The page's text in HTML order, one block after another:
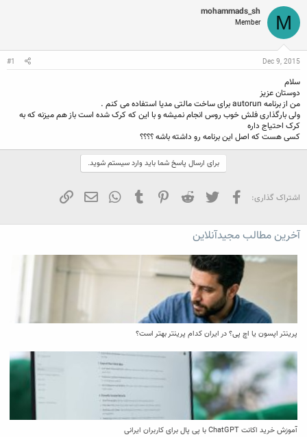
و
ع
ک
ن
ن
د
م
ض
و
ع
ر
ی
ر
M
mohammads_sh
Member
Dec 9, 2015
#1
سلام
دوستان عزیز
من از برنامه autorun برای ساخت مالتی مدیا استفاده می کنم .
ولی بارگذاری فلش خوب روس انجام نمیشه و با این که کرک شده است باز هم میزنه که به
کرک احتیاج داره
کسی هست که اصل این برنامه رو داشته باشه ؟؟؟؟
برای ارسال پاسخ شما باید وارد سیستم شوید.
اشتراک گذاری: فیسبوک تویتر Reddit
Pinterest
Tumblr
WhatsApp
ایمیل
آخرین مطالب مجیدآنلاین
پرینتر اپسون یا اچ پی؟ در ایران کدام پرینتر بهتر است؟
آموزش خرید اکانت ChatGPT با پی پال برای کاربران ایرانی